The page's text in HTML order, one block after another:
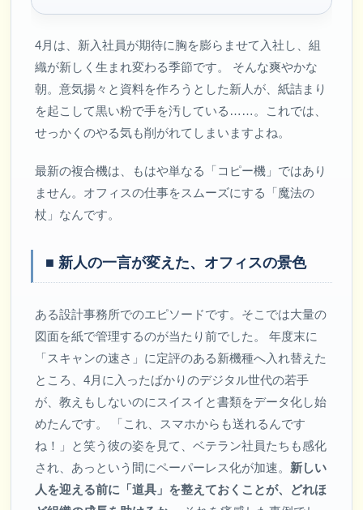
4月は、新入社員が期待に胸を膨らませて入社し、組
織が新しく生まれ変わる季節です。 そんな爽やかな
朝。意気揚々と資料を作ろうとした新人が、紙詰まり
を起こして黒い粉で手を汚している……。これでは、
せっかくのやる気も削がれてしまいますよね。
最新の複合機は、もはや単なる「コピー機」ではあり
ません。オフィスの仕事をスムーズにする「魔法の
杖」なんです。
■ 新人の一言が変えた、オフィスの景色
ある設計事務所でのエピソードです。そこでは大量の
図面を紙で管理するのが当たり前でした。 年度末に
「スキャンの速さ」に定評のある新機種へ入れ替えた
ところ、4月に入ったばかりのデジタル世代の若手
が、教えもしないのにスイスイと書類をデータ化し始
めたんです。 「これ、スマホからも送れるんです
ね！」と笑う彼の姿を見て、ベテラン社員たちも感化
され、あっという間にペーパーレス化が加速。 新しい
人を迎える前に「道具」を整えておくことが、どれほ